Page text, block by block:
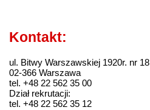
Kontakt:
ul. Bitwy Warszawskiej 1920r. nr 18
02-366 Warszawa
tel. +48 22 562 35 00
Dział rekrutacji:
tel. +48 22 562 35 12